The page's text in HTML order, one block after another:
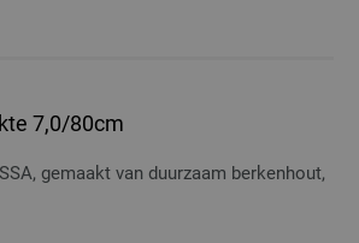
7,0/80cm
gemaakt van duurzaam berkenhout,